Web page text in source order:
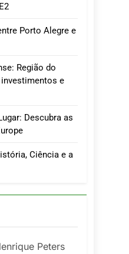
Porto Alegre e
Região do
e
Descubra as
Ciência e a
Peters